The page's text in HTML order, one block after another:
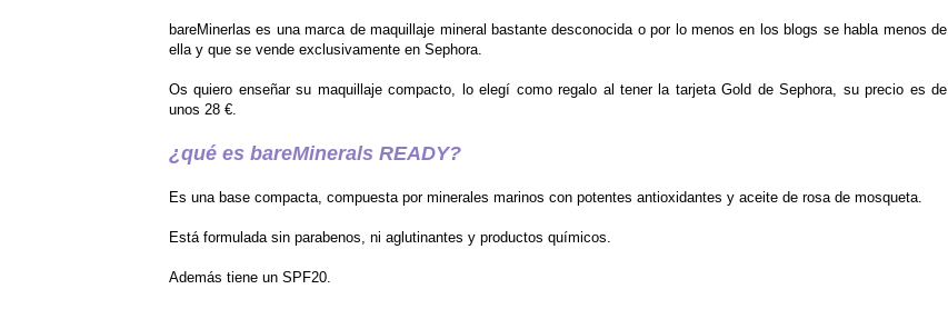
bareMinerlas es una marca de maquillaje mineral bastante desconocida o por lo menos en los blogs se habla menos de
ella y que se vende exclusivamente en Sephora.
Os quiero enseñar su maquillaje compacto, lo elegí como regalo al tener la tarjeta Gold de Sephora, su precio es de
unos 28 €.
¿qué es bareMinerals READY?
Es una base compacta, compuesta por minerales marinos con potentes antioxidantes y aceite de rosa de mosqueta.
Está formulada sin parabenos, ni aglutinantes y productos químicos.
Además tiene un SPF20.